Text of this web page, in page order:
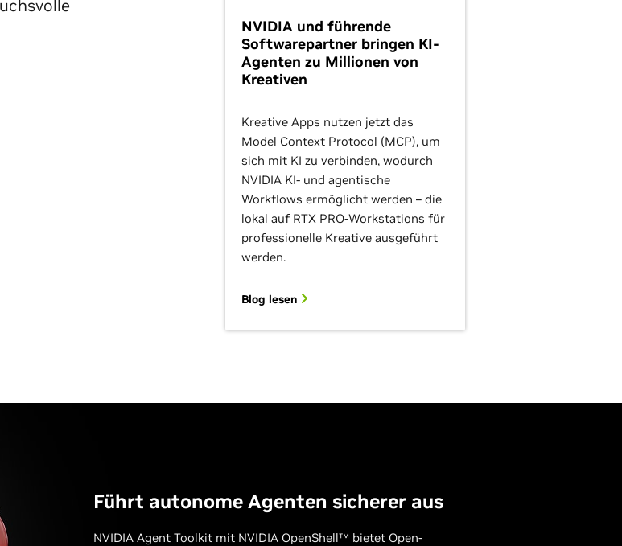
NVIDIA und führende
Softwarepartner bringen KI-
Agenten zu Millionen von
Kreativen
Kreative Apps nutzen jetzt das
Model Context Protocol (MCP), um
sich mit KI zu verbinden, wodurch
NVIDIA KI- und agentische
Workflows ermöglicht werden – die
lokal auf RTX PRO-Workstations für
professionelle Kreative ausgeführt
werden.
Blog lesen
Führt autonome Agenten sicherer aus
NVIDIA Agent Toolkit mit NVIDIA OpenShell™ bietet Open-